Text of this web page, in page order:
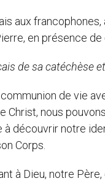
aux
en présence de
de sa catéchèse
de vie
Christ, nous
à découvrir notre
Corps.
à Dieu, notre